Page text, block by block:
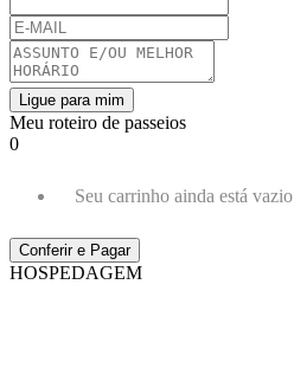
Ligue para mim
Meu roteiro de passeios
0
Seu carrinho ainda está vazio
Conferir e Pagar
HOSPEDAGEM